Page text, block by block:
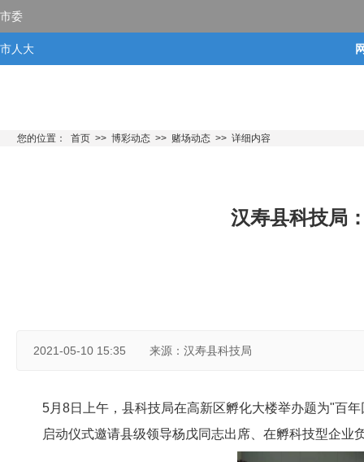
市委
市人大
您的位置： 首页 >> 博彩动态 >> 赌场动态 >> 详细内容
汉寿县科技局
2021-05-10 15:35 来源：汉寿县科技局
5月8日上午，县科技局在高新区孵化大楼举办题为"百
启动仪式邀请县级领导杨戊同志出席、在孵科技型企